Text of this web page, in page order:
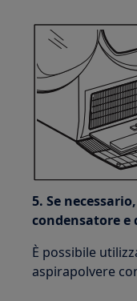
5. Se
condensatore e
È possibile
aspirapolvere